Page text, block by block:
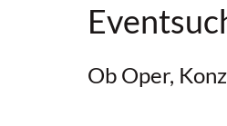
Ob Oper,